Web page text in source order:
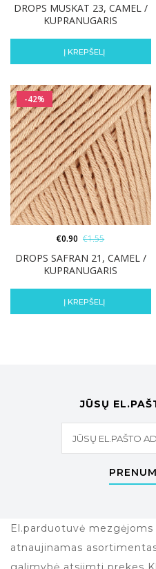
DROPS MUSKAT 23, CAMEL /
KUPRANUGARIS
Į KREPŠELĮ
-42%
DROPS SAFRAN 21, CAMEL /
KUPRANUGARIS
€0.90 €1.55
Į KREPŠELĮ
JŪSŲ
El.parduotuvė
atnaujinamas